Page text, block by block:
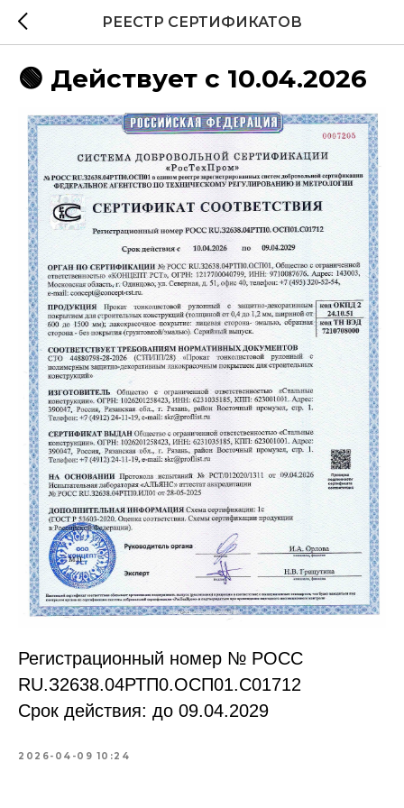
РЕЕСТР СЕРТИФИКАТОВ
🟢 Действует с 10.04.2026
Регистрационный номер № РОСС
RU.З2638.04РТП0.OCП01.С01712
Срок действия: до 09.04.2029
2026-04-09 10:24